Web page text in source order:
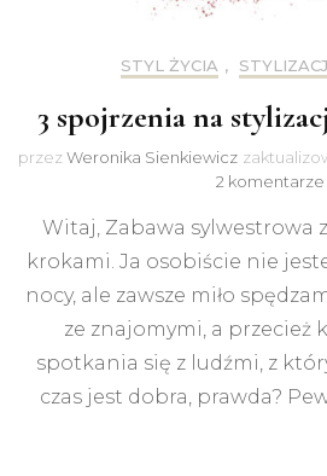
STYL ŻYCIA ,
3 spojrzenia na
przezWeronika Sienkiewicz
2 komentarze
Witaj, Zabawa sylwestrowa
krokami. Ja osobiście nie
nocy, ale zawsze miło
ze znajomymi, a przecież
spotkania się z ludźmi, z
czas jest dobra, prawda?